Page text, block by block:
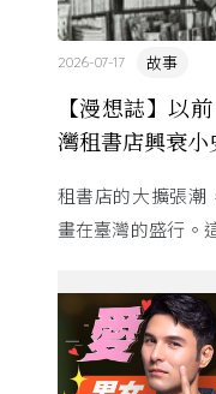
【漫想誌】以
灣租書店興衰小
故事
2026-07-17
租書店的大擴張潮
畫在臺灣的盛行。
的協定保護 ...